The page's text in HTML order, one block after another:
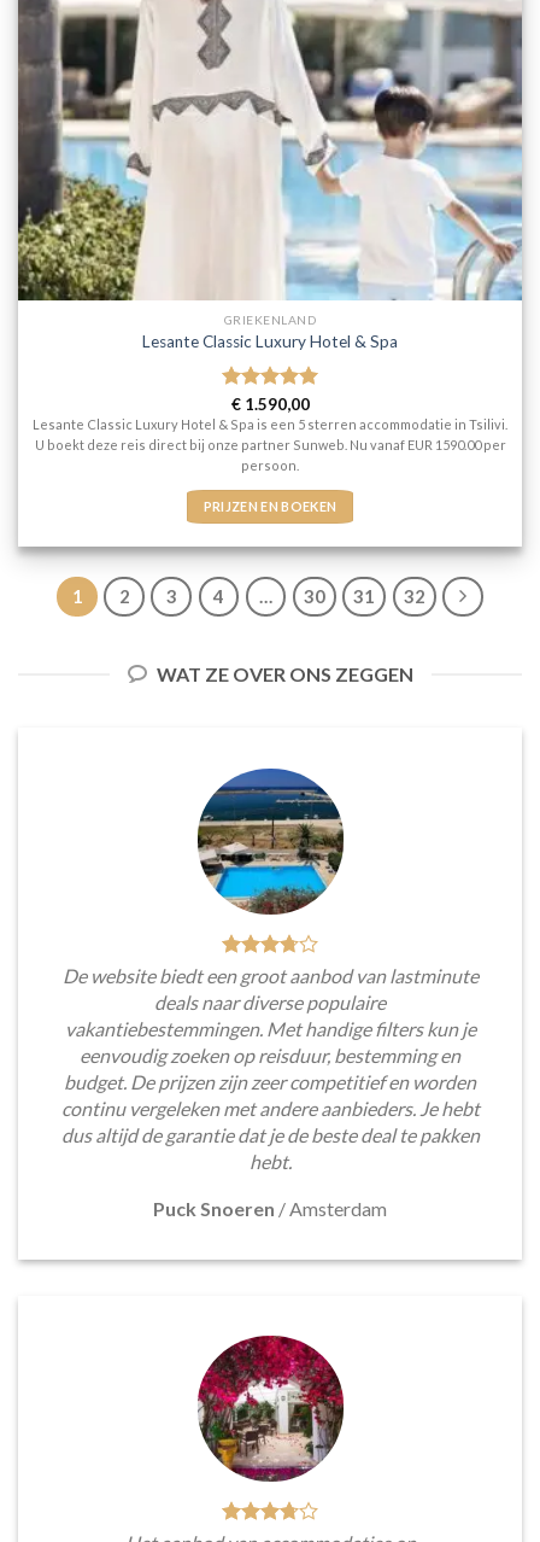
GRIEKENLAND
Lesante Classic Luxury Hotel & Spa
Gewaardeerd
5uit 5
€1.590,00
Lesante Classic Luxury Hotel & Spa is een 5 sterren accommodatie in Tsilivi.
U boekt deze reis direct bij onze partner Sunweb. Nu vanaf EUR 1590.00 per
persoon.
PRIJZEN EN BOEKEN
1 2 3 4 … 30 31 32
WAT ZE OVER ONS ZEGGEN
De website biedt een groot aanbod van lastminute
deals naar diverse populaire
vakantiebestemmingen. Met handige filters kun je
eenvoudig zoeken op reisduur, bestemming en
budget. De prijzen zijn zeer competitief en worden
continu vergeleken met andere aanbieders. Je hebt
dus altijd de garantie dat je de beste deal te pakken
hebt.
Puck Snoeren / Amsterdam